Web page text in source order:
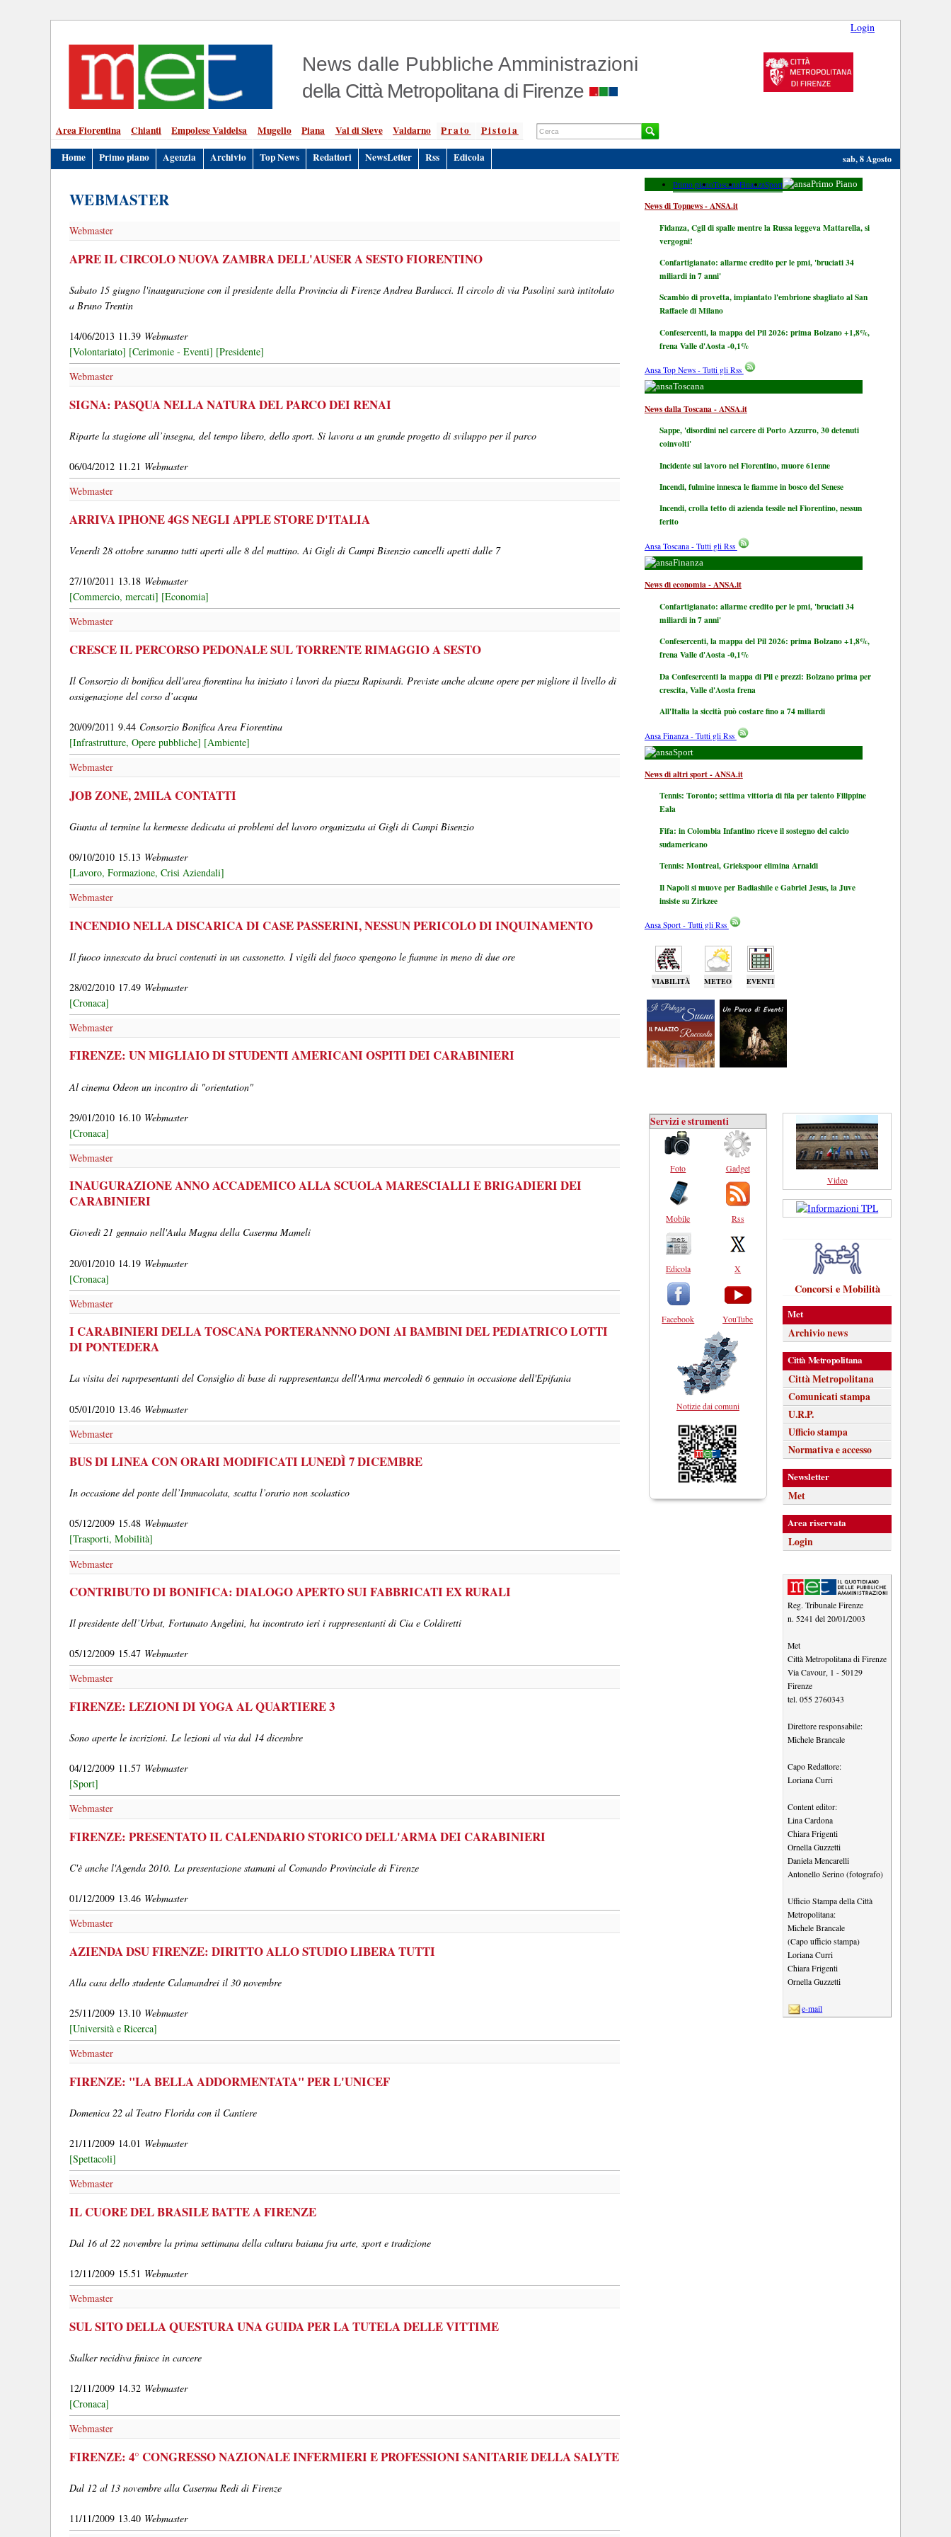
Login
News dalle Pubbliche Amministrazioni
della Città Metropolitana di Firenze
Area Fiorentina Chianti Empolese Valdelsa Mugello Piana Val di Sieve Valdarno Prato
Pistoia
Home
Primo piano Agenzia Archivio Top News Redattori NewsLetter Rss Edicola sab, 8 Agosto
WEBMASTER
Webmaster
APRE IL CIRCOLO NUOVA ZAMBRA DELL'AUSER A SESTO FIORENTINO
Sabato 15 giugno l'inaugurazione con il presidente della Provincia di Firenze Andrea Barducci. Il circolo di via Pasolini sarà intitolato
a Bruno Trentin
14/06/2013 11.39 Webmaster
[Volontariato] [Cerimonie - Eventi] [Presidente]
Webmaster
SIGNA: PASQUA NELLA NATURA DEL PARCO DEI RENAI
Riparte la stagione all’insegna, del tempo libero, dello sport. Si lavora a un grande progetto di sviluppo per il parco
06/04/2012 11.21 Webmaster
Webmaster
ARRIVA IPHONE 4GS NEGLI APPLE STORE D'ITALIA
Venerdì 28 ottobre saranno tutti aperti alle 8 del mattino. Ai Gigli di Campi Bisenzio cancelli apetti dalle 7
27/10/2011 13.18 Webmaster
[Commercio, mercati] [Economia]
Webmaster
CRESCE IL PERCORSO PEDONALE SUL TORRENTE RIMAGGIO A SESTO
Il Consorzio di bonifica dell'area fiorentina ha iniziato i lavori da piazza Rapisardi. Previste anche alcune opere per migliore il livello di
ossigenazione del corso d’acqua
20/09/2011 9.44 Consorzio Bonifica Area Fiorentina
[Infrastrutture, Opere pubbliche] [Ambiente]
Webmaster
JOB ZONE, 2MILA CONTATTI
Giunta al termine la kermesse dedicata ai problemi del lavoro organizzata ai Gigli di Campi Bisenzio
09/10/2010 15.13 Webmaster
[Lavoro, Formazione, Crisi Aziendali]
Webmaster
INCENDIO NELLA DISCARICA DI CASE PASSERINI, NESSUN PERICOLO DI INQUINAMENTO
Il fuoco innescato da braci contenuti in un cassonetto. I vigili del fuoco spengono le fiamme in meno di due ore
28/02/2010 17.49 Webmaster
[Cronaca]
Webmaster
FIRENZE: UN MIGLIAIO DI STUDENTI AMERICANI OSPITI DEI CARABINIERI
Al cinema Odeon un incontro di "orientation"
29/01/2010 16.10 Webmaster
[Cronaca]
Webmaster
INAUGURAZIONE ANNO ACCADEMICO ALLA SCUOLA MARESCIALLI E BRIGADIERI DEI
CARABINIERI
Giovedì 21 gennaio nell'Aula Magna della Caserma Mameli
20/01/2010 14.19 Webmaster
[Cronaca]
Webmaster
I CARABINIERI DELLA TOSCANA PORTERANNNO DONI AI BAMBINI DEL PEDIATRICO LOTTI
DI PONTEDERA
La visita dei raprpesentanti del Consiglio di base di rappresentanza dell'Arma mercoledì 6 gennaio in occasione dell'Epifania
05/01/2010 13.46 Webmaster
Webmaster
BUS DI LINEA CON ORARI MODIFICATI LUNEDÌ 7 DICEMBRE
In occasione del ponte dell’Immacolata, scatta l’orario non scolastico
05/12/2009 15.48 Webmaster
[Trasporti, Mobilità]
Webmaster
CONTRIBUTO DI BONIFICA: DIALOGO APERTO SUI FABBRICATI EX RURALI
Il presidente dell’Urbat, Fortunato Angelini, ha incontrato ieri i rappresentanti di Cia e Coldiretti
05/12/2009 15.47 Webmaster
Webmaster
FIRENZE: LEZIONI DI YOGA AL QUARTIERE 3
Sono aperte le iscrizioni. Le lezioni al via dal 14 dicembre
04/12/2009 11.57 Webmaster
[Sport]
Webmaster
FIRENZE: PRESENTATO IL CALENDARIO STORICO DELL'ARMA DEI CARABINIERI
C'è anche l'Agenda 2010. La presentazione stamani al Comando Provinciale di Firenze
01/12/2009 13.46 Webmaster
Webmaster
AZIENDA DSU FIRENZE: DIRITTO ALLO STUDIO LIBERA TUTTI
Alla casa dello studente Calamandrei il 30 novembre
25/11/2009 13.10 Webmaster
[Università e Ricerca]
Webmaster
FIRENZE: "LA BELLA ADDORMENTATA" PER L'UNICEF
Domenica 22 al Teatro Florida con il Cantiere
21/11/2009 14.01 Webmaster
[Spettacoli]
Webmaster
IL CUORE DEL BRASILE BATTE A FIRENZE
Dal 16 al 22 novembre la prima settimana della cultura baiana fra arte, sport e tradizione
12/11/2009 15.51 Webmaster
Webmaster
SUL SITO DELLA QUESTURA UNA GUIDA PER LA TUTELA DELLE VITTIME
Stalker recidiva finisce in carcere
12/11/2009 14.32 Webmaster
[Cronaca]
Webmaster
FIRENZE: 4° CONGRESSO NAZIONALE INFERMIERI E PROFESSIONI SANITARIE DELLA SALYTE
Dal 12 al 13 novembre alla Caserma Redi di Firenze
11/11/2009 13.40 Webmaster
Primo pianoToscanaFinanzaSport Primo Piano
News di Topnews - ANSA.it
Fidanza, Cgil di spalle mentre la Russa leggeva Mattarella, si
vergogni!
Confartigianato: allarme credito per le pmi, 'bruciati 34
miliardi in 7 anni'
Scambio di provetta, impiantato l'embrione sbagliato al San
Raffaele di Milano
Confesercenti, la mappa del Pil 2026: prima Bolzano +1,8%,
frena Valle d'Aosta -0,1%
Ansa Top News - Tutti gli Rss
Toscana
News dalla Toscana - ANSA.it
Sappe, 'disordini nel carcere di Porto Azzurro, 30 detenuti
coinvolti'
Incidente sul lavoro nel Fiorentino, muore 61enne
Incendi, fulmine innesca le fiamme in bosco del Senese
Incendi, crolla tetto di azienda tessile nel Fiorentino, nessun
ferito
Ansa Toscana - Tutti gli Rss
Finanza
News di economia - ANSA.it
Confartigianato: allarme credito per le pmi, 'bruciati 34
miliardi in 7 anni'
Confesercenti, la mappa del Pil 2026: prima Bolzano +1,8%,
frena Valle d'Aosta -0,1%
Da Confesercenti la mappa di Pil e prezzi: Bolzano prima per
crescita, Valle d'Aosta frena
All'Italia la siccità può costare fino a 74 miliardi
Ansa Finanza - Tutti gli Rss
Sport
News di altri sport - ANSA.it
Tennis: Toronto; settima vittoria di fila per talento Filippine
Eala
Fifa: in Colombia Infantino riceve il sostegno del calcio
sudamericano
Tennis: Montreal, Griekspoor elimina Arnaldi
Il Napoli si muove per Badiashile e Gabriel Jesus, la Juve
insiste su Zirkzee
Ansa Sport - Tutti gli Rss
VIABILITÀ METEO EVENTI
Servizi e strumenti
Foto
Mobile
Edicola
Facebook
Gadget
Rss
X
YouTube
Notizie dai comuni
Video
Concorsi e Mobilità
Met
Archivio news
Città Metropolitana
Città Metropolitana
Comunicati stampa
U.R.P.
Ufficio stampa
Normativa e accesso
Newsletter
Met
Area riservata
Login
Reg. Tribunale Firenze
n. 5241 del 20/01/2003
Met
Città Metropolitana di Firenze
Via Cavour, 1 -50129
Firenze
tel.055 2760343
Direttore responsabile:
Michele Brancale
Capo Redattore:
Loriana Curri
Content editor:
Lina Cardona
Chiara Frigenti
Ornella Guzzetti
Daniela Mencarelli
Antonello Serino (fotografo)
Ufficio Stampa della Città
Metropolitana:
Michele Brancale
(Capo ufficio stampa)
Loriana Curri
Chiara Frigenti
Ornella Guzzetti
e-mail